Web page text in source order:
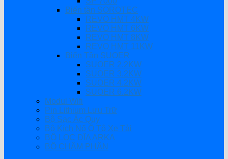
Biến tần SOROTEC
REVO HMT 4KW
REVO HMT 6KW
REVO HMT 8KW
REVO HMT 11KW
Biến Tần SUOER
SUOER 2.2KW
SUOER 3.2KW
SUOER 4.2KW
SUOER 6.2KW
Modul Wifi
Pin Lithium Lưu Trữ
Bộ Sạc Ắc Quy
Bộ Kích Nổ Ô Tô Xe Tải
BỘ LỌC ĐĨA ARKA
BỘ CHÂM PHÂN